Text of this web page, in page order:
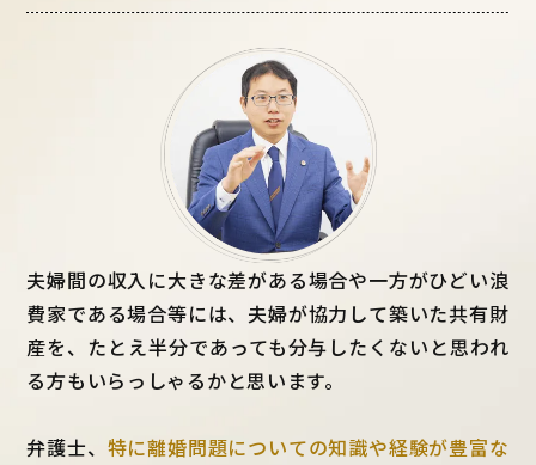
夫婦間の収入に大きな差がある場合や一方がひどい浪
費家である場合等には、夫婦が協力して築いた共有財
産を、たとえ半分であっても分与したくないと思われ
る方もいらっしゃるかと思います。
弁護士、 特に離婚問題についての知識や経験が豊富な